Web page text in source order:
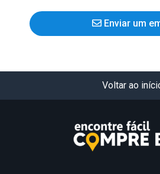
Enviar um
Voltar ao